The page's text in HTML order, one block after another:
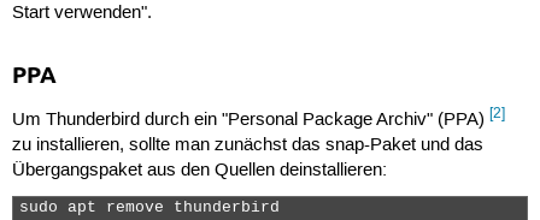
Start verwenden".
PPA
Um Thunderbird durch ein "Personal Package Archiv" (PPA) [2]
zu installieren, sollte man zunächst das snap-Paket und das
Übergangspaket aus den Quellen deinstallieren:
sudo apt remove thunderbird